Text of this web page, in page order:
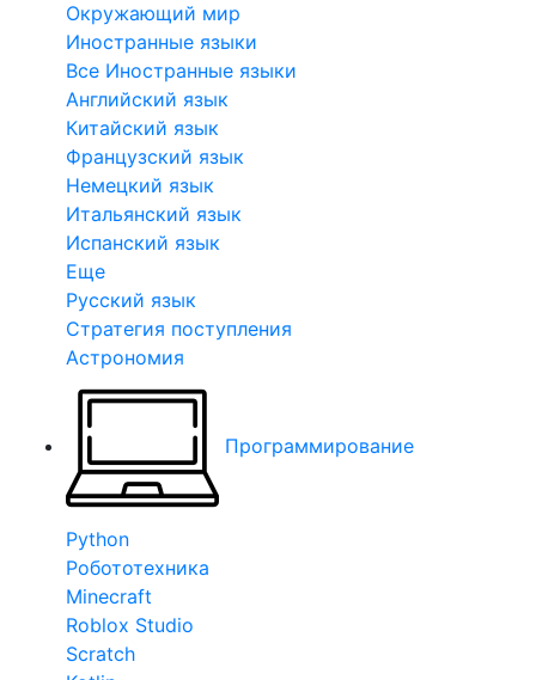
Окружающий мир
Иностранные языки
Все Иностранные языки
Английский язык
Китайский язык
Французский язык
Немецкий язык
Итальянский язык
Испанский язык
Еще
Русский язык
Стратегия поступления
Астрономия
Программирование
Python
Робототехника
Minecraft
Roblox Studio
Scratch